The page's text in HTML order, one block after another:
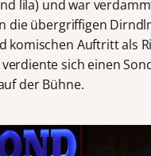
lila) und war
die übergriffigen
komischen Auftritt als
sich einen
der Bühne.